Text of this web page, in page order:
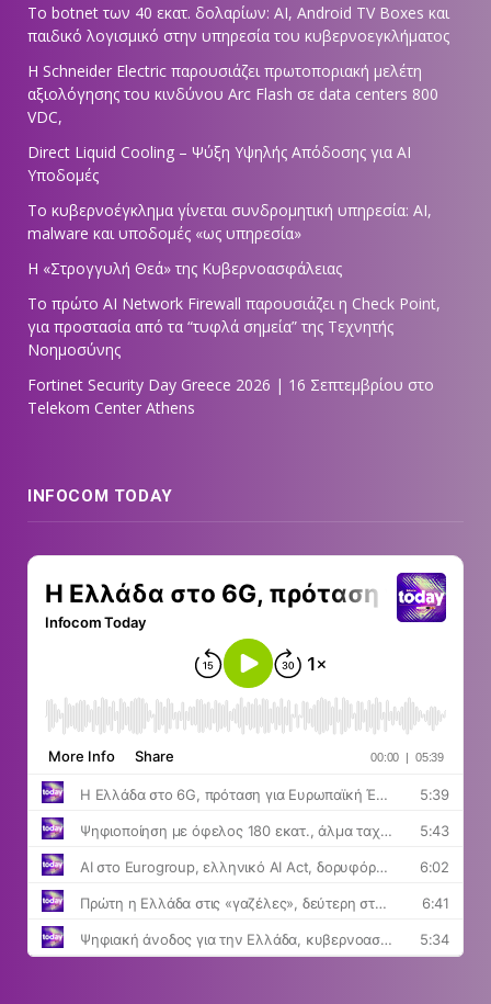
Το botnet των 40 εκατ. δολαρίων: AI, Android TV Boxes και
παιδικό λογισμικό στην υπηρεσία του κυβερνοεγκλήματος
Η Schneider Electric παρουσιάζει πρωτοποριακή μελέτη
αξιολόγησης του κινδύνου Arc Flash σε data centers 800
VDC,
Direct Liquid Cooling – Ψύξη Υψηλής Απόδοσης για AI
Υποδομές
Το κυβερνοέγκλημα γίνεται συνδρομητική υπηρεσία: AI,
malware και υποδομές «ως υπηρεσία»
Η «Στρογγυλή Θεά» της Κυβερνοασφάλειας
Tο πρώτο AI Network Firewall παρουσιάζει η Check Point,
για προστασία από τα “τυφλά σημεία” της Τεχνητής
Νοημοσύνης
Fortinet Security Day Greece 2026 | 16 Σεπτεμβρίου στο
Telekom Center Athens
INFOCOM TODAY